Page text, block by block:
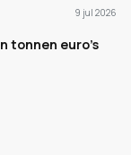
9 jul 2026
tonnen euro's